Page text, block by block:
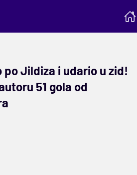
po Jildiza i udario u zid!
51 gola od